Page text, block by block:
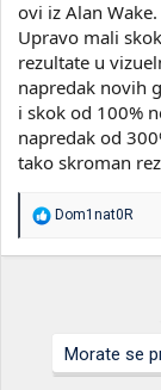
ovi iz Alan Wake.
Upravo mali
rezultate u
napredak novih
i skok od 100%
napredak od
tako skroman
R
a
Dom1nat0R
Morate se